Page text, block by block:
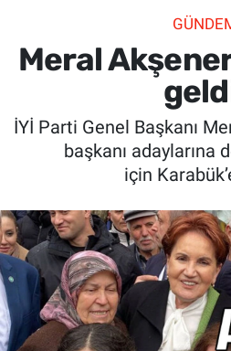
Meral
İYİ Parti Genel Başkanı
başkanı adaylarına
için
SAĞLIK